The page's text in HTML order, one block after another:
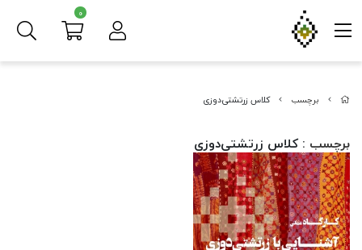
برچسب کلاس زرتشتی‌دوزی
برچسب : کلاس زرتشتی‌دوزی
0